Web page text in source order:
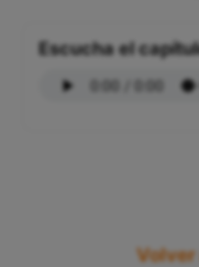
Escucha el